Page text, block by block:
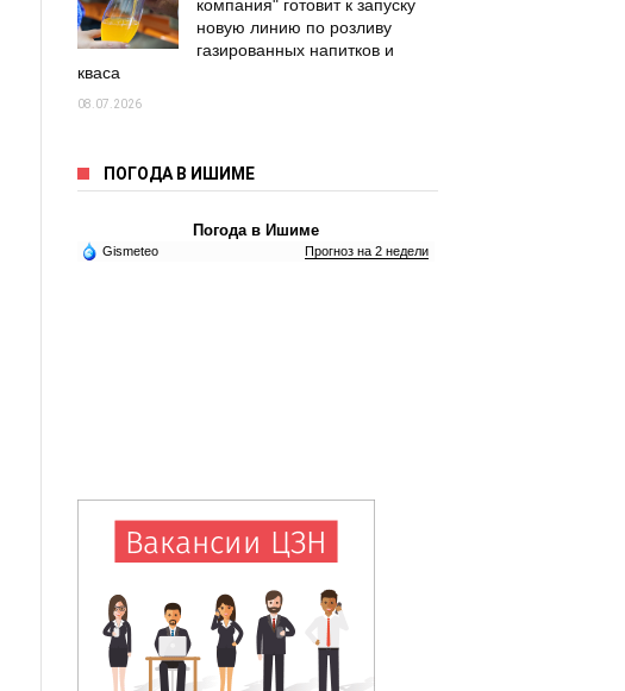
компания" готовит к запуску
новую линию по розливу
газированных напитков и
кваса
08.07.2026
ПОГОДА В ИШИМЕ
Погода в Ишиме
Gismeteo Прогноз на 2 недели